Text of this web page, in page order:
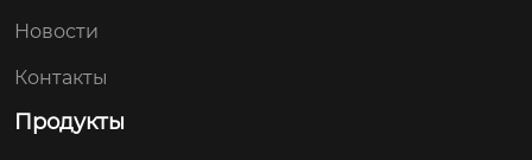
Новости
Контакты
Продукты